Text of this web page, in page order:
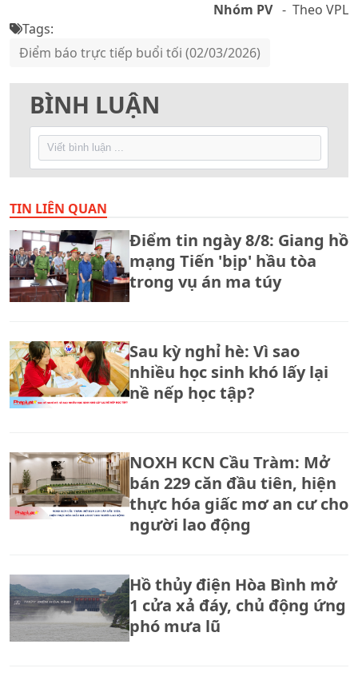
Nhóm PV - Theo VPL
Tags:
Điểm báo trực tiếp buổi tối (02/03/2026)
BÌNH LUẬN
TIN LIÊN QUAN
Điểm tin ngày 8/8: Giang hồ
mạng Tiến 'bịp' hầu tòa
trong vụ án ma túy
Sau kỳ nghỉ hè: Vì sao
nhiều học sinh khó lấy lại
nề nếp học tập?
NOXH KCN Cầu Tràm: Mở
bán 229 căn đầu tiên, hiện
thực hóa giấc mơ an cư cho
người lao động
Hồ thủy điện Hòa Bình mở
1 cửa xả đáy, chủ động ứng
phó mưa lũ